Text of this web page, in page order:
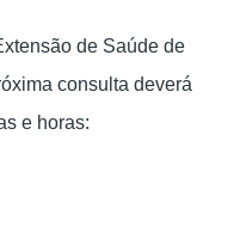
de Saúde de
consulta deverá
e horas: